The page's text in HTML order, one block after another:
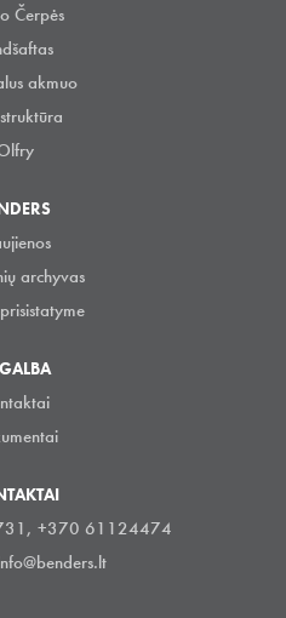
Čerpės
akmuo
archyvas
+370 61124474